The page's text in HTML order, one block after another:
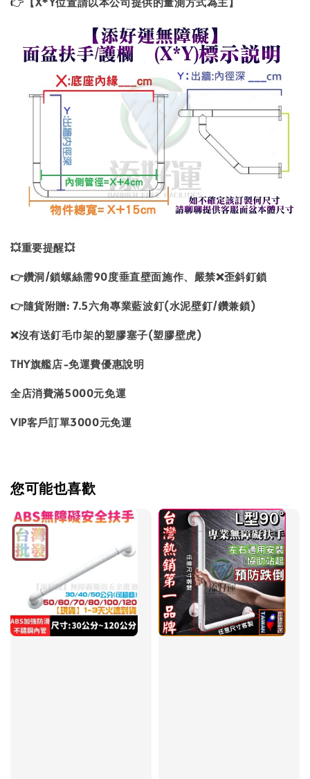
💥重要提醒💥
👉鑽洞/鎖螺絲需90度垂直壁面施作、嚴禁❌歪斜釘鎖
👉隨貨附贈: 7.5六角專業藍波釘(水泥壁釘/鑽兼鎖)
❌沒有送釘毛巾架的塑膠塞子(塑膠壁虎)
THY旗艦店-免運費優惠說明
全店消費滿5000元免運
VIP客戶訂單3000元免運
您可能也喜歡